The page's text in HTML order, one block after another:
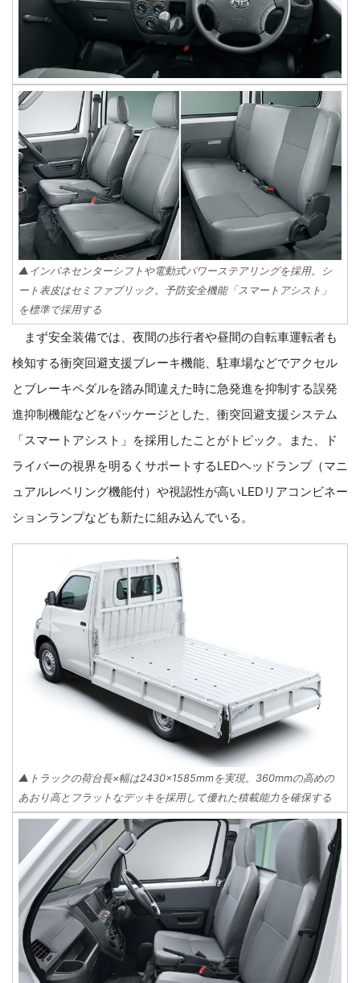
▲インパネセンターシフトや電動式パワーステアリングを採用。シ
ート表皮はセミファブリック。予防安全機能「スマートアシスト」
を標準で採用する
まず安全装備では、夜間の歩行者や昼間の自転車運転者も
検知する衝突回避支援ブレーキ機能、駐車場などでアクセル
とブレーキペダルを踏み間違えた時に急発進を抑制する誤発
進抑制機能などをパッケージとした、衝突回避支援システム
「スマートアシスト」を採用したことがトピック。また、ド
ライバーの視界を明るくサポートするLEDヘッドランプ（マニ
ュアルレベリング機能付）や視認性が高いLEDリアコンビネー
ションランプなども新たに組み込んでいる。
▲トラックの荷台長×幅は2430×1585mmを実現。360mmの高めの
あおり高とフラットなデッキを採用して優れた積載能力を確保する